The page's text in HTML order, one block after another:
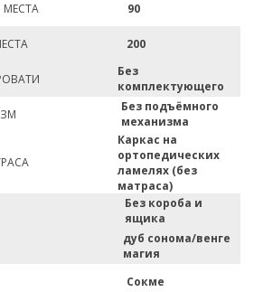
90
200
Без
комплектующего
Без подъёмного
механизма
Каркас на
ортопедических
ламелях (без
матраса)
Без короба и
ящика
дуб сонома/венге
магия
Сокме